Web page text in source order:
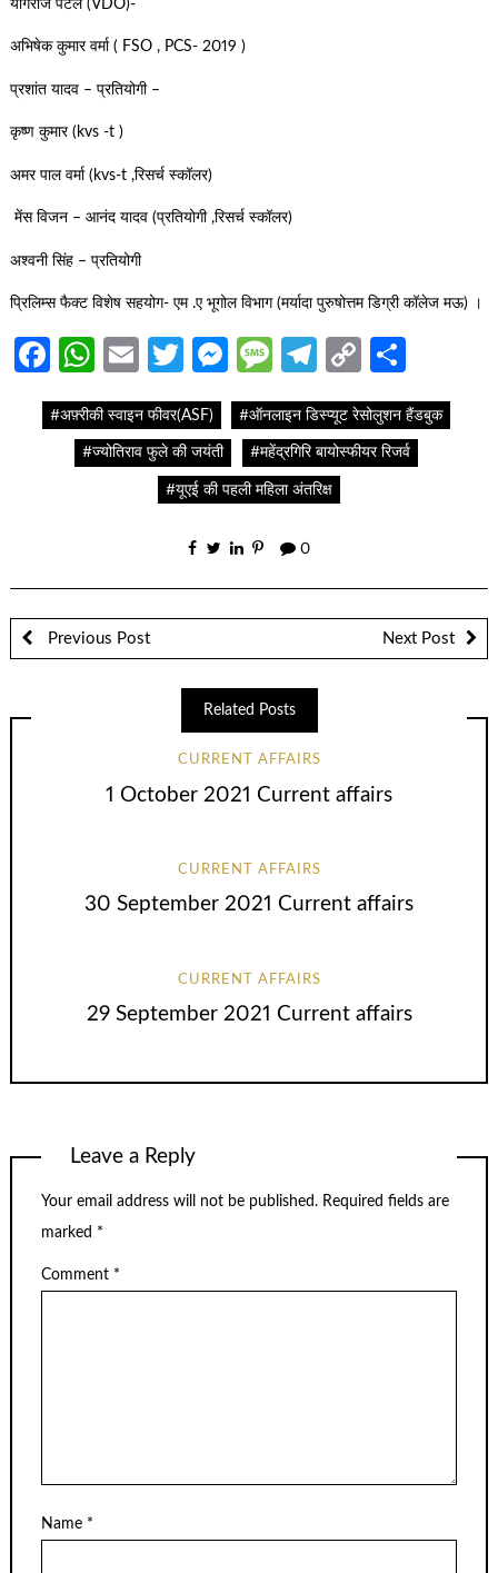
योगराज पटेल (VDO)-
अभिषेक कुमार वर्मा ( FSO , PCS- 2019 )
प्रशांत यादव – प्रतियोगी –
कृष्ण कुमार (kvs -t )
अमर पाल वर्मा (kvs-t ,रिसर्च स्कॉलर)
मेंस विजन – आनंद यादव (प्रतियोगी ,रिसर्च स्कॉलर)
अश्वनी सिंह – प्रतियोगी
प्रिलिम्स फैक्ट विशेष सहयोग- एम .ए भूगोल विभाग (मर्यादा पुरुषोत्तम डिग्री कॉलेज मऊ) ।
Facebook
WhatsApp
EmailTwitter
Messenger
Message
Telegram
Copy
#अफ़्रीकी स्वाइन फीवर(ASF) #ऑनलाइन डिस्प्यूट रेसोलुशन हैंडबुक
#ज्योतिराव फुले की जयंती #महेंद्रगिरि बायोस्फीयर रिजर्व
#यूएई की पहली महिला अंतरिक्ष
0
Previous Post Next Post
Related Posts
CURRENT AFFAIRS
1 October 2021 Current affairs
CURRENT AFFAIRS
30 September 2021 Current affairs
CURRENT AFFAIRS
29 September 2021 Current affairs
Leave a Reply
Your email address will not be published. Required fields are
marked *
Comment *
Name *